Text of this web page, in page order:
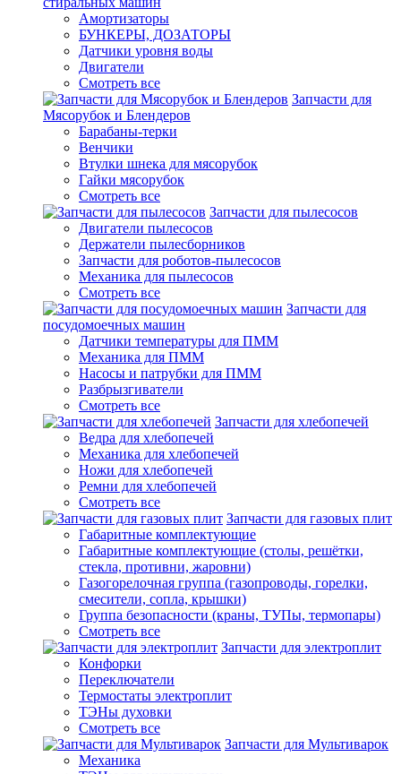
Амортизаторы
БУНКЕРЫ, ДОЗАТОРЫ
Датчики уровня воды
Двигатели
Смотреть все
Запчасти для
Мясорубок и Блендеров
Барабаны-терки
Венчики
Втулки шнека для мясорубок
Гайки мясорубок
Смотреть все
Запчасти для пылесосов
Двигатели пылесосов
Держатели пылесборников
Запчасти для роботов-пылесосов
Механика для пылесосов
Смотреть все
Запчасти для
посудомоечных машин
Датчики температуры для ПММ
Механика для ПММ
Насосы и патрубки для ПММ
Разбрызгиватели
Смотреть все
Запчасти для хлебопечей
Ведра для хлебопечей
Механика для хлебопечей
Ножи для хлебопечей
Ремни для хлебопечей
Смотреть все
Запчасти для газовых плит
Габаритные комплектующие
Габаритные комплектующие (столы, решётки,
стекла, противни, жаровни)
Газогорелочная группа (газопроводы, горелки,
смесители, сопла, крышки)
Группа безопасности (краны, ТУПы, термопары)
Смотреть все
Запчасти для электроплит
Конфорки
Переключатели
Термостаты электроплит
ТЭНы духовки
Смотреть все
Запчасти для Мультиварок
Механика